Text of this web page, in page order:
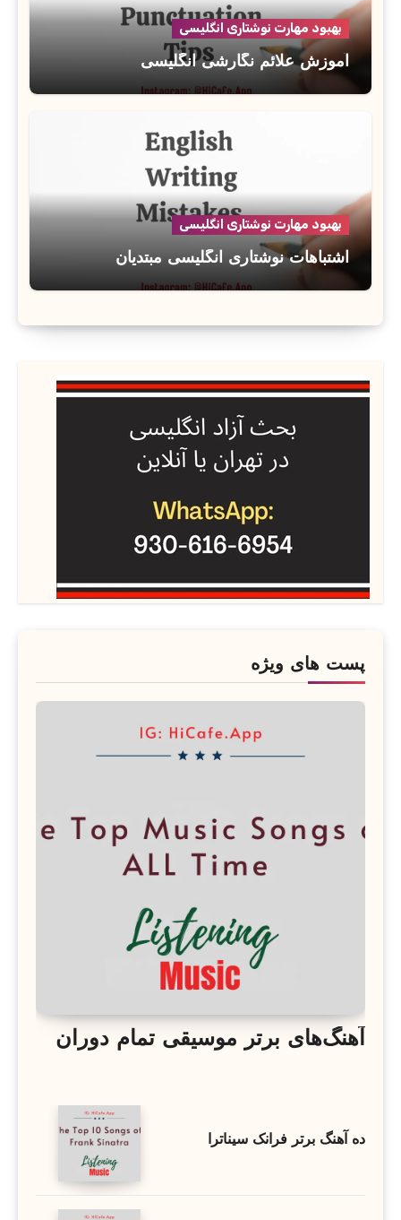
بهبود مهارت نوشتاری انگلیسی
آموزش علائم نگارشی انگلیسی
بهبود مهارت نوشتاری انگلیسی
اشتباهات نوشتاری انگلیسی مبتدیان
پست های ویژه
آهنگ‌های برتر موسیقی تمام دوران
ده آهنگ برتر فرانک سیناترا